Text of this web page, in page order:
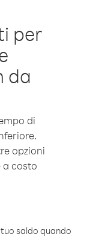
per
da
di
opzioni
a costo
saldo quando